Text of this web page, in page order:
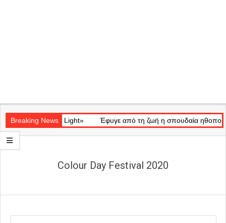
Navigation
Menu
Breaking News
«Ray of Light» Έφυγε από τη ζωή η σπουδαία ηθοποιός
Colour Day Festival 2020